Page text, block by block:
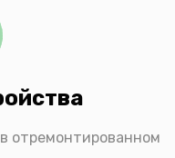
отремонтированном